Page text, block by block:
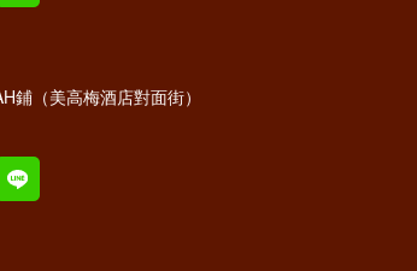
鋪（美高梅酒店對面街）